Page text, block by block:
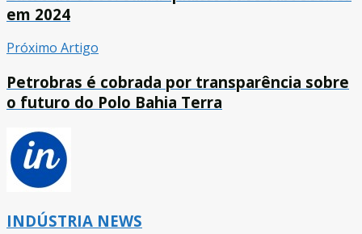
em 2024
Próximo Artigo
Petrobras é cobrada por transparência sobre
o futuro do Polo Bahia Terra
INDÚSTRIA NEWS